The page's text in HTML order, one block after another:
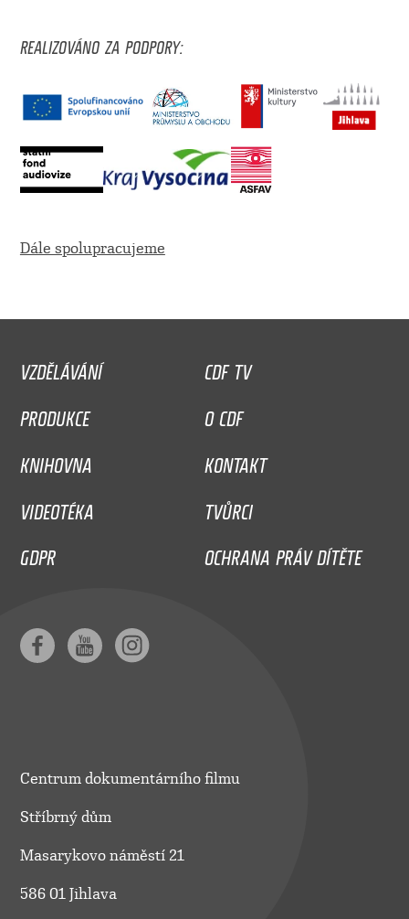
REALIZOVÁNO ZA PODPORY:
Dále spolupracujeme
VZDĚLÁVÁNÍ
CDF TV
PRODUKCE
O CDF
KNIHOVNA
KONTAKT
VIDEOTÉKA
TVŮRCI
GDPR
OCHRANA PRÁV DÍTĚTE
Centrum dokumentárního filmu
Stříbrný dům
Masarykovo náměstí 21
586 01 Jihlava